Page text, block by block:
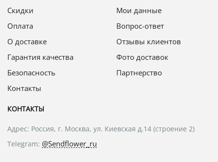
Скидки
Оплата
О доставке
Гарантия качества
Безопасность
Контакты
Мои данные
Вопрос-ответ
Отзывы клиентов
Фото доставок
Партнерство
КОНТАКТЫ
Адрес: Россия, г. Москва, ул. Киевская д.14 (строение 2)
Telegram: @Sendflower_ru